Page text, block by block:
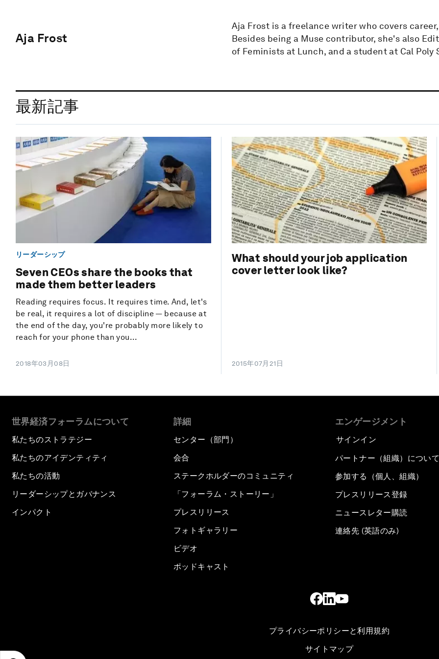
Aja Frost
Aja Frost is a freelance writer who covers
Besides being a Muse contributor, she's also
of Feminists at Lunch, and a student at Cal Poly
最新記事
リーダーシップ
Seven CEOs share the books that
made them better leaders
Reading requires focus. It requires time. And, let's
be real, it requires a lot of discipline — because at
the end of the day, you're probably more likely to
reach for your phone than you...
2018年03月08日
What should your job application
cover letter look like?
2015年07月21日
世界経済フォーラムについて
私たちのストラテジー
私たちのアイデンティティ
私たちの活動
リーダーシップとガバナンス
インパクト
詳細
センター（部門）
会合
ステークホルダーのコミュニティ
「フォーラム・ストーリー」
プレスリリース
フォトギャラリー
ビデオ
ポッドキャスト
エンゲージメント
サインイン
パートナー（組織）につい
参加する（個人、組織）
プレスリリース登録
ニュースレター購読
連絡先 (英語のみ)
プライバシーポリシーと利用規約
サイトマップ